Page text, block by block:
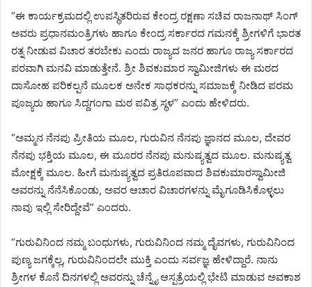
“ಈ ಕಾರ್ಯಕ್ರಮದಲ್ಲಿ ಉಪಸ್ಥಿತರಿರುವ ಕೇಂದ್ರ ರಕ್ಷಣಾ ಸಚಿವ ರಾಜನಾಥ್ ಸಿಂಗ್
ಅವರು ಪ್ರಧಾನಮಂತ್ರಿಗಳು ಹಾಗೂ ಕೇಂದ್ರ ಸರ್ಕಾರದ ಗಮನಕ್ಕೆ ಶ್ರೀಗಳಿಗೆ ಭಾರತ
ರತ್ನ ನೀಡುವ ವಿಚಾರ ತರಬೇಕು ಎಂದು ರಾಜ್ಯದ ಜನರ ಹಾಗೂ ರಾಜ್ಯ ಸರ್ಕಾರದ
ಪರವಾಗಿ ಮನವಿ ಮಾಡುತ್ತೇನೆ. ಶ್ರೀ ಶಿವಕುಮಾರ ಸ್ವಾಮೀಜಿಗಳು ಈ ಮಠದ
ದಾಸೋಹ ಪರಿಕಲ್ಪನೆ ಮೂಲಕ ಅನೇಕ ಸಾಧಕರನ್ನು ಸಮಾಜಕ್ಕೆ ನೀಡಿದ ಪರಮ
ಪೂಜ್ಯರು ಹಾಗೂ ಸಿದ್ದಗಂಗಾ ಮಠ ಪವಿತ್ರ ಸ್ಥಳ” ಎಂದು ಹೇಳಿದರು.
“ಅಮ್ಮನ ನೆನಪು ಪ್ರೀತಿಯ ಮೂಲ, ಗುರುವಿನ ನೆನಪು ಜ್ಞಾನದ ಮೂಲ, ದೇವರ
ನೆನಪು ಭಕ್ತಿಯ ಮೂಲ, ಈ ಮೂರರ ನೆನಪು ಮನುಷ್ಯತ್ವದ ಮೂಲ. ಮನುಷ್ಯತ್ವ
ಮೋಕ್ಷಕ್ಕೆ ಮೂಲ. ಹೀಗೆ ಮನುಷ್ಯತ್ವದ ಪ್ರತಿರೂಪವಾದ ಶಿವಕುಮಾರಸ್ವಾಮೀಜಿ
ಅವರನ್ನು ನೆನೆಸಿಕೊಂಡು, ಅವರ ಆಚಾರ ವಿಚಾರಗಳನ್ನು ಮೈಗೂಡಿಸಿಕೊಳ್ಳಲು
ನಾವು ಇಲ್ಲಿ ಸೇರಿದ್ದೇವೆ” ಎಂದರು.
“ಗುರುವಿನಿಂದ ನಮ್ಮ ಬಂಧುಗಳು, ಗುರುವಿನಿಂದ ನಮ್ಮ ದೈವಗಳು, ಗುರುವಿನಿಂದ
ಪುಣ್ಯ ಜಗಕ್ಕೆಲ್ಲ, ಗುರುವಿನಿಂದಲೇ ಮುಕ್ತಿ ಎಂದು ಸರ್ವಜ್ಞ ಹೇಳಿದ್ದಾರೆ. ನಾನು
ಶ್ರೀಗಳ ಕೊನೆ ದಿನಗಳಲ್ಲಿ ಅವರನ್ನು ಚೆನ್ನೈ ಆಸ್ಪತ್ರೆಯಲ್ಲಿ ಭೇಟಿ ಮಾಡುವ ಅವಕಾಶ